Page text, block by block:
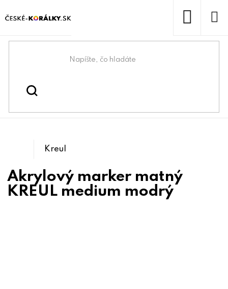
na
Domov
Kreatívne tvorenie
tvorenie / Tetovanie /
Akrylový marker matný
KREUL medium modrý
Kreul